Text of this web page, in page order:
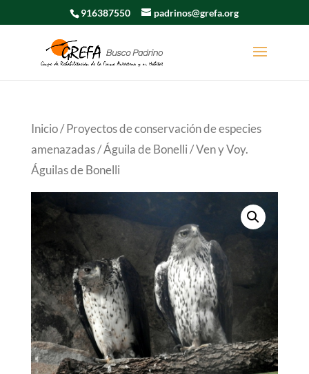
916387550 padrinos@grefa.org
Inicio/ Proyectos de conservación de especies
amenazadas/Águila de Bonelli / Ven y Voy.
Águilas de Bonelli